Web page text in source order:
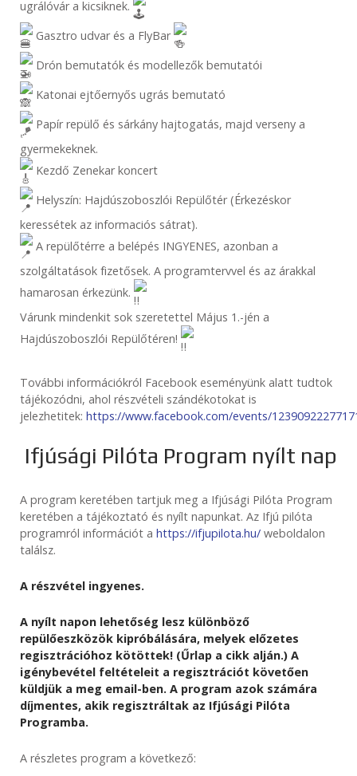
ugrálóvár a kicsiknek.
Gasztro udvar és a FlyBar
Drón bemutatók és modellezők bemutatói
Katonai ejtőernyős ugrás bemutató
Papír repülő és sárkány hajtogatás, majd verseny a
gyermekeknek.
Kezdő Zenekar koncert
Helyszín: Hajdúszoboszlói Repülőtér (Érkezéskor
keressétek az informaciós sátrat).
A repülőtérre a belépés INGYENES, azonban a
szolgáltatások fizetősek. A programtervvel és az árakkal
hamarosan érkezünk.
Várunk mindenkit sok szeretettel Május 1.-jén a
Hajdúszoboszlói Repülőtéren!
További információkról Facebook eseményünk alatt tudtok
tájékozódni, ahol részvételi szándékotokat is
jelezhetitek: https://www.facebook.com/events/
Ifjúsági Pilóta Program nyílt nap
A program keretében tartjuk meg a Ifjúsági Pilóta Program
keretében a tájékoztató és nyílt napunkat. Az Ifjú pilóta
programról információt a https://ifjupilota.hu/ weboldalon
találsz.
A részvétel ingyenes.
A nyílt napon lehetőség lesz különböző
repülőeszközök kipróbálására, melyek előzetes
regisztrációhoz kötöttek! (Űrlap a cikk alján.) A
igénybevétel feltételeit a regisztrációt követően
küldjük a meg email-ben. A program azok számára
díjmentes, akik regisztráltak az Ifjúsági Pilóta
Programba.
A részletes program a következő: